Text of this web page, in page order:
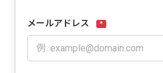
メールアドレス *